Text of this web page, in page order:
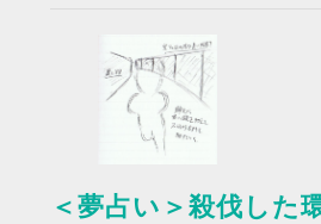
＜夢占い＞殺伐した